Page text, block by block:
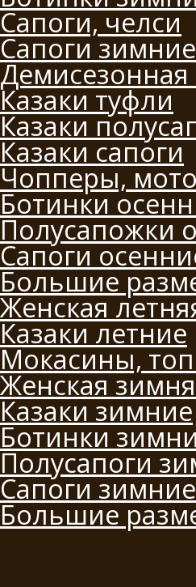
Сапоги, челси
Сапоги зимние
Казаки туфли
Казаки
Казаки сапоги
Чопперы,
Ботинки
Полусапожки
Сапоги
Большие
Женская
Казаки летние
Мокасины,
Женская
Казаки зимние
Ботинки
Полусапоги
Сапоги зимние
Большие